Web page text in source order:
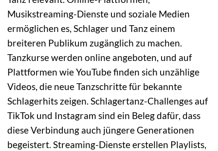
Musikstreaming-Dienste und soziale Medien
ermöglichen es, Schlager und Tanz einem
breiteren Publikum zugänglich zu machen.
Tanzkurse werden online angeboten, und auf
Plattformen wie YouTube finden sich unzählige
Videos, die neue Tanzschritte für bekannte
Schlagerhits zeigen. Schlagertanz-Challenges auf
TikTok und Instagram sind ein Beleg dafür, dass
diese Verbindung auch jüngere Generationen
begeistert. Streaming-Dienste erstellen Playlists,